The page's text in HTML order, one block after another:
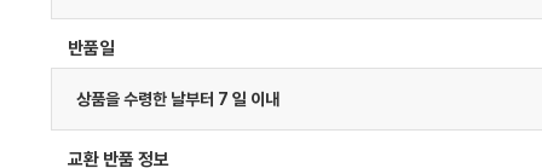
반품일
상품을 수령한 날부터 7 일 이내
교환 반품 정보